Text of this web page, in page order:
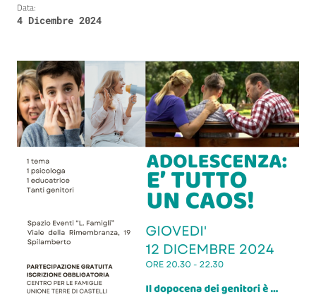
Data:
4 Dicembre 2024